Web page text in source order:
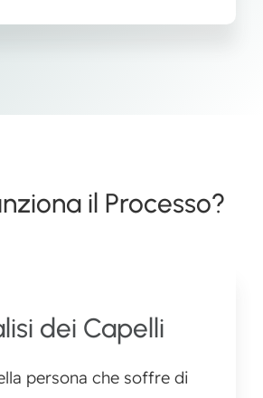
il Processo?
dei Capelli
persona che soffre di